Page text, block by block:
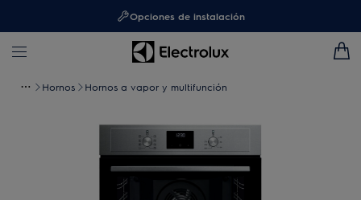
Opciones de instalación
Hornos Hornos a vapor y multifunción